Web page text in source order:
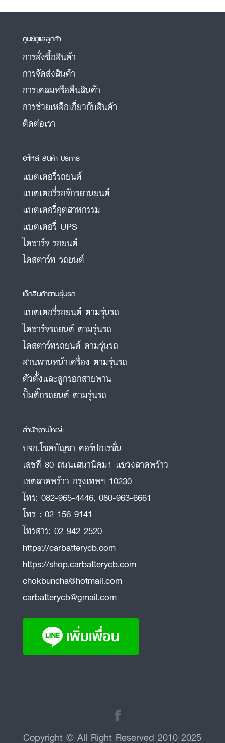
ศูนย์ดูแลลูกค้า
การสั่งซื้อสินค้า
การจัดส่งสินค้า
การเคลมหรือคืนสินค้า
การช่วยเหลือเกี่ยวกับสินค้า
ติดต่อเรา
อะไหล่ สินค้า บริการ
แบตเตอรี่รถยนต์
แบตเตอรี่รถจักรยานยนต์
แบตเตอรี่อุตสาหกรรม
แบตเตอรี่ UPS
ไดชาร์จ รถยนต์
ไดสตาร์ท รถยนต์
เช็คสินค้าตามรุ่นรถ
แบตเตอรี่รถยนต์ ตามรุ่นรถ
ไดชาร์จรถยนต์ ตามรุ่นรถ
ไดสตาร์ทรถยนต์ ตามรุ่นรถ
สานพานหน้าเครื่อง ตามรุ่นรถ
ตัวตั้งและลูกรอกสายพาน
ปั้มติ๊กรถยนต์ ตามรุ่นรถ
สำนักงานใหญ่:
บจก.โชคบัญชา คอร์ปอเรชั่น
เลขที่ 80 ถนนเสนานิคม1 แขวงลาดพร้าว
เขตลาดพร้าว กรุงเทพฯ 10230
โทร: 082-965-4446, 080-963-6661
โทร : 02-156-9141
โทรสาร: 02-942-2520
https://carbatterycb.com
https://shop.carbatterycb.com
chokbuncha@hotmail.com
carbatterycb@gmail.com
Copyright © All Right Reserved 2010-2025